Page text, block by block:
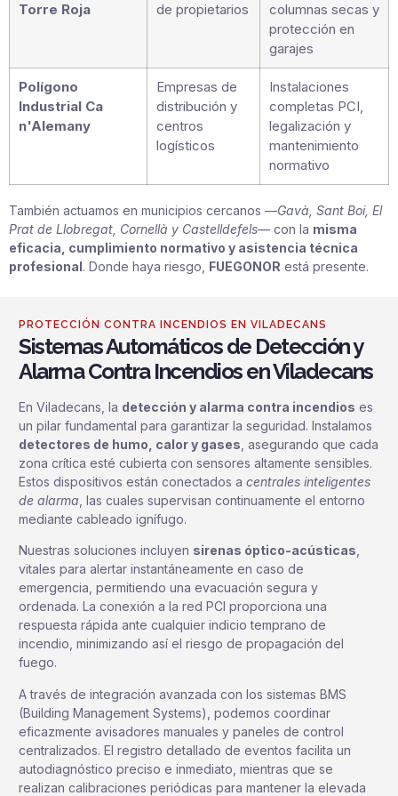
Torre Roja
de propietarios
columnas secas y
protección en
garajes
Polígono
Industrial Ca
n'Alemany
Empresas de
distribución y
centros
logísticos
Instalaciones
completas PCI,
legalización y
mantenimiento
normativo
También actuamos en municipios cercanos —Gavà, Sant Boi, El
Prat de Llobregat, Cornellà y Castelldefels— con la misma
eficacia, cumplimiento normativo y asistencia técnica
profesional. Donde haya riesgo, FUEGONOR está presente.
PROTECCIÓN CONTRA INCENDIOS EN VILADECANS
Sistemas Automáticos de Detección y
Alarma Contra Incendios en Viladecans
En Viladecans, la detección y alarma contra incendios es
un pilar fundamental para garantizar la seguridad. Instalamos
detectores de humo, calor y gases , asegurando que cada
zona crítica esté cubierta con sensores altamente sensibles.
Estos dispositivos están conectados a centrales inteligentes
de alarma , las cuales supervisan continuamente el entorno
mediante cableado ignífugo.
Nuestras soluciones incluyen sirenas óptico-acústicas
vitales para alertar instantáneamente en caso de
emergencia, permitiendo una evacuación segura y
ordenada. La conexión a la red PCI proporciona una
respuesta rápida ante cualquier indicio temprano de
incendio, minimizando así el riesgo de propagación del
fuego.
A través de integración avanzada con los sistemas BMS
(Building Management Systems), podemos coordinar
eficazmente avisadores manuales y paneles de control
centralizados. El registro detallado de eventos facilita un
autodiagnóstico preciso e inmediato, mientras que se
realizan calibraciones periódicas para mantener la elevada